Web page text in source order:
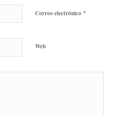
Correo electrónico *
Web